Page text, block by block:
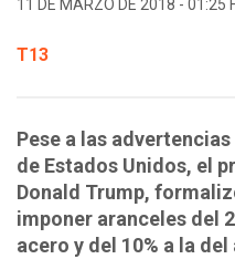
11 DE MARZO DE 2018 - 01:25
T13
Pese a las
de Estados Unidos, el
Donald Trump,
imponer aranceles del
acero y del 10% a la